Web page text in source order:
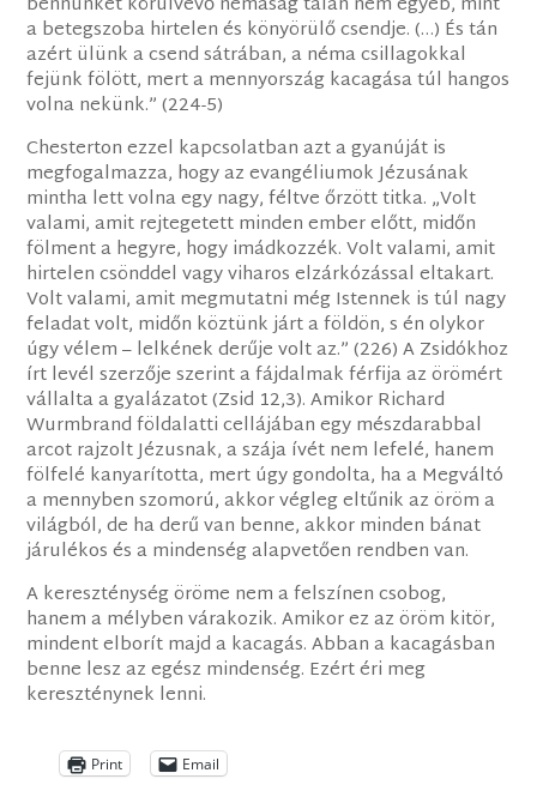
a betegszoba hirtelen és könyörülő csendje. (…) És tán
azért ülünk a csend sátrában, a néma csillagokkal
fejünk fölött, mert a mennyország kacagása túl hangos
volna nekünk.” (224-5)
Chesterton ezzel kapcsolatban azt a gyanúját is
megfogalmazza, hogy az evangéliumok Jézusának
mintha lett volna egy nagy, féltve őrzött titka. „Volt
valami, amit rejtegetett minden ember előtt, midőn
fölment a hegyre, hogy imádkozzék. Volt valami, amit
hirtelen csönddel vagy viharos elzárkózással eltakart.
Volt valami, amit megmutatni még Istennek is túl nagy
feladat volt, midőn köztünk járt a földön, s én olykor
úgy vélem – lelkének derűje volt az.” (226) A Zsidókhoz
írt levél szerzője szerint a fájdalmak férfija az örömért
vállalta a gyalázatot (Zsid 12,3). Amikor Richard
Wurmbrand földalatti cellájában egy mészdarabbal
arcot rajzolt Jézusnak, a szája ívét nem lefelé, hanem
fölfelé kanyarította, mert úgy gondolta, ha a Megváltó
a mennyben szomorú, akkor végleg eltűnik az öröm a
világból, de ha derű van benne, akkor minden bánat
járulékos és a mindenség alapvetően rendben van.
A kereszténység öröme nem a felszínen csobog,
hanem a mélyben várakozik. Amikor ez az öröm kitör,
mindent elborít majd a kacagás. Abban a kacagásban
benne lesz az egész mindenség. Ezért éri meg
kereszténynek lenni.
Print Email